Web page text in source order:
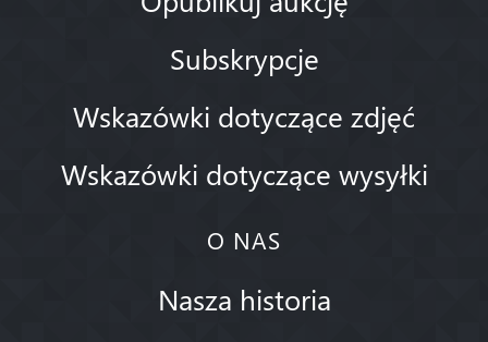
Subskrypcje
Wskazówki dotyczące zdjęć
Wskazówki dotyczące wysyłki
O NAS
Nasza historia